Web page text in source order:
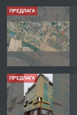
ПРЕДЛАГА
ПРЕДЛАГА